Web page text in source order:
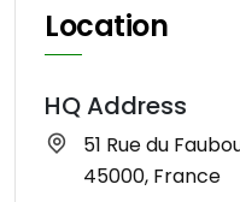
Location
HQ Address
51 Rue du
45000, France